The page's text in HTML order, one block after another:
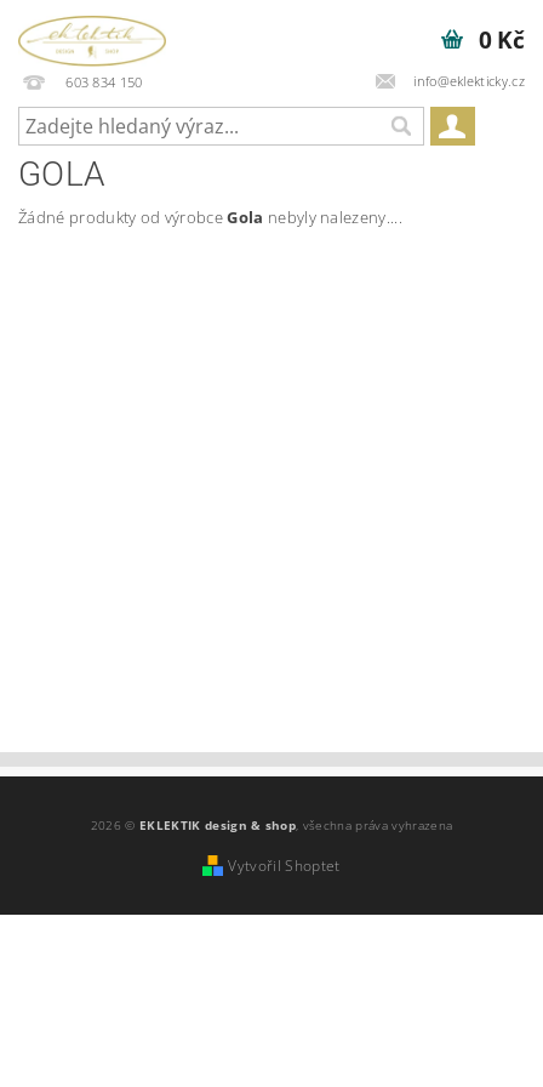
603 834 150 info@eklekticky.cz
0 Kč
GOLA
Žádné produkty od výrobceGola nebyly nalezeny....
2026 © EKLEKTIK design & shop, všechna práva vyhrazena
Vytvořil Shoptet